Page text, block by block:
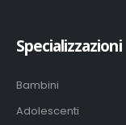
Specializzazioni
Bambini
Adolescenti